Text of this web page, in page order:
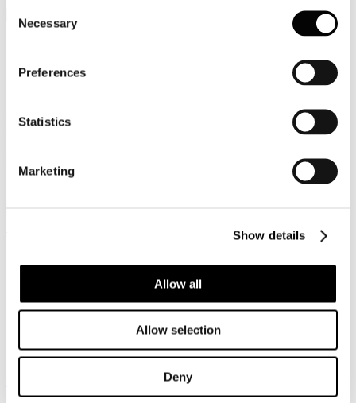
Selection
Necessary
Preferences
Statistics
Marketing
Show details
Allow all
Allow selection
Deny
Circolare Prot. n. C/49 - Indagine
Immacolata
Pubblicato: 12 Novembre 2025
Home
Circolari
Ponte Immacolata
Risparmia con le nostre convenzioni